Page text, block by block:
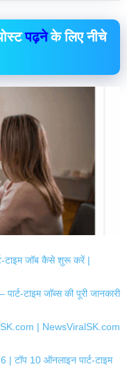
पढ़नेके लिए नीचे
टाइम जॉब कैसे शुरू करें |
टाइम जॉब्स की पूरी जानकारी
| NewsViralSK.com
टॉप 10 ऑनलाइन पार्ट-टाइम